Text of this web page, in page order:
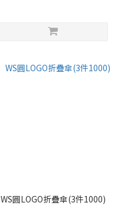
WS圓LOGO折疊傘(3件1000)